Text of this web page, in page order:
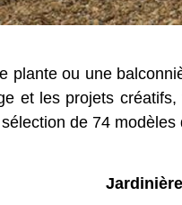
plante ou une
et les projets
de 74